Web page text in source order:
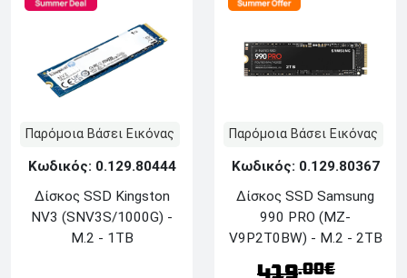
Παρόμοια Βάσει Εικόνας
Κωδικός: 0.129.80444
Δίσκος SSD Kingston
NV3 (SNV3S/1000G) -
M.2 - 1TB
Παρόμοια Βάσει Εικόνας
Κωδικός: 0.129.80367
Δίσκος SSD Samsung
990 PRO (MZ-
V9P2T0BW) - M.2 - 2TB
.00€